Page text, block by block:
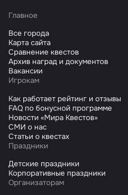
Главное
Все города
Карта сайта
Сравнение квестов
Архив наград и документов
Вакансии
Игрокам
Как работает рейтинг и отзывы
FAQ по бонусной программе
Новости «Мира Квестов»
СМИ о нас
Статьи о квестах
Праздники
Детские праздники
Корпоративные праздники
Организаторам